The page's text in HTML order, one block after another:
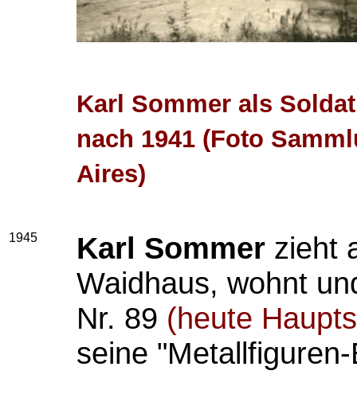
Karl Sommer als
nach 1941 (Foto
Aires)
1945 Karl Sommer zieht
Waidhaus, wohnt
Nr. 89 (heute
seine